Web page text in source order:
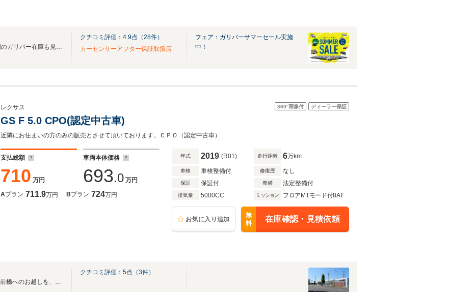
無料電話は24時間ご案内！！全国のガリバー在庫も見たい方は一括照会が可能です！
クチコミ評価： 4.9点（28件）
カーセンサーアフター保証取扱店
フェア：ガリバーサマーセール実施
中！
360°画像付 ディーラー保証
レクサス
GS F 5.0 CPO(認定中古車)
近隣にお住まいの方のみの販売とさせて頂いております。ＣＰＯ（認定中古車）
支払総額
710 万円
車両本体価格
693.0 万円
Aプラン 711.9万円 Bプラン 724万円
年式 2019 (R01) 走行距離 6万km
車検 車検整備付 修復歴 なし
保証 保証付 整備 法定整備付
排気量 5000CC ミッション フロアMTモード付8AT
お気に入り追加
無
料
在庫確認・見積依頼
＜第二の我が家＞レクサスＣＰＯ前橋へのお越しを、心よりお待ちしております。
クチコミ評価： 5点（3件）